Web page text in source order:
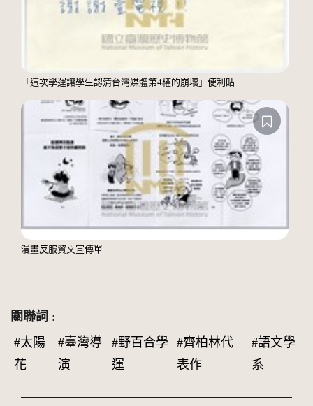
「這次學運讓學生認清台灣媒體第4權的崩壞」便利貼
漫畫反服貿文宣傳單
關聯詞 :
#太陽
花
#臺灣導
演
#野百合學
運
#齊柏林代
表作
#語文學
系